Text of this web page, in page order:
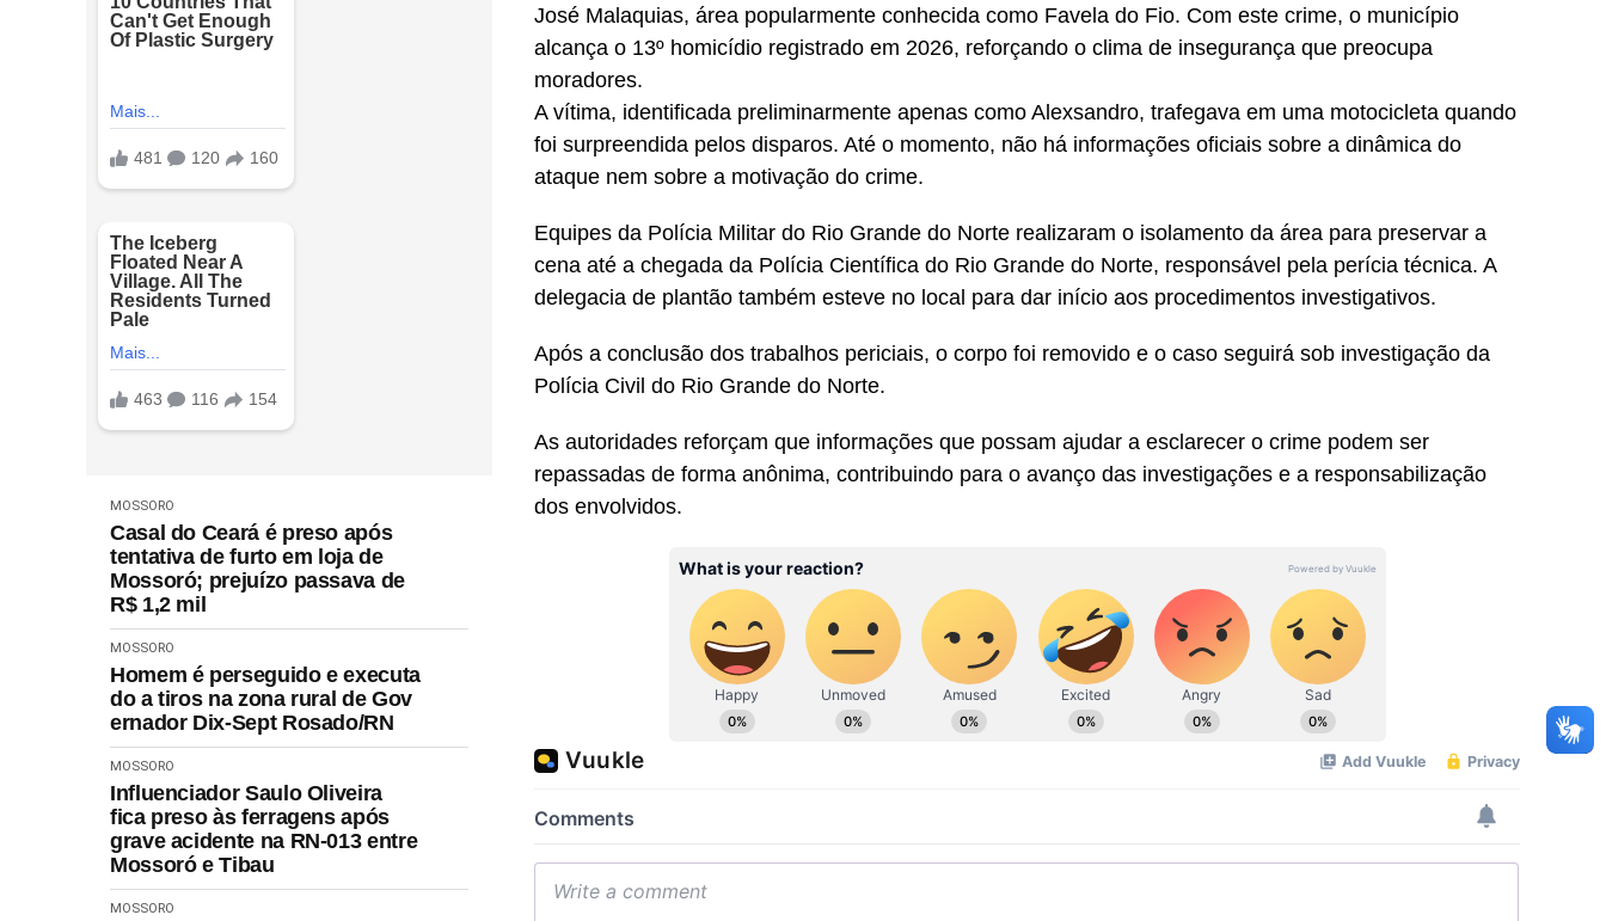
MOSSORO
Casal do Ceará é preso após
tentativa de furto em loja de
Mossoró; prejuízo passava de
R$ 1,2 mil
MOSSORO
Homem é perseguido e executa
do a tiros na zona rural de Gov
ernador Dix-Sept Rosado/RN
MOSSORO
Influenciador Saulo Oliveira
fica preso às ferragens após
grave acidente na RN-013 entre
Mossoró e Tibau
MOSSORO
José Malaquias, área popularmente conhecida como Favela do Fio. Com este crime, o município
alcança o 13º homicídio registrado em 2026, reforçando o clima de insegurança que preocupa
moradores.
A vítima, identificada preliminarmente apenas como Alexsandro, trafegava em uma motocicleta quando
foi surpreendida pelos disparos. Até o momento, não há informações oficiais sobre a dinâmica do
ataque nem sobre a motivação do crime.
Equipes da Polícia Militar do Rio Grande do Norte realizaram o isolamento da área para preservar a
cena até a chegada da Polícia Científica do Rio Grande do Norte, responsável pela perícia técnica. A
delegacia de plantão também esteve no local para dar início aos procedimentos investigativos.
Após a conclusão dos trabalhos periciais, o corpo foi removido e o caso seguirá sob investigação da
Polícia Civil do Rio Grande do Norte.
As autoridades reforçam que informações que possam ajudar a esclarecer o crime podem ser
repassadas de forma anônima, contribuindo para o avanço das investigações e a responsabilização
dos envolvidos.